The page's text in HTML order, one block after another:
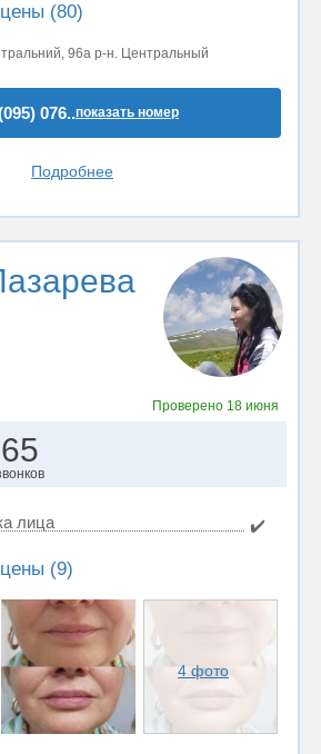
(80)
96а р-н. Центральный
076..показать номер
Подробнее
Проверено 18 июня
65
лица ✔️
(9)
4 фото